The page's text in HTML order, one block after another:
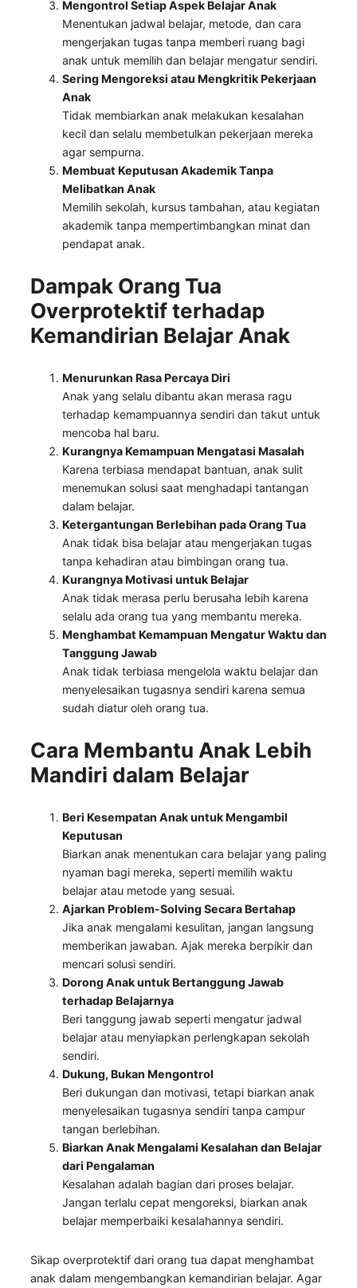
Mengontrol Setiap Aspek Belajar Anak
Menentukan jadwal belajar, metode, dan cara
mengerjakan tugas tanpa memberi ruang bagi
anak untuk memilih dan belajar mengatur sendiri.
Sering Mengoreksi atau Mengkritik Pekerjaan
Anak
Tidak membiarkan anak melakukan kesalahan
kecil dan selalu membetulkan pekerjaan mereka
agar sempurna.
Membuat Keputusan Akademik Tanpa
Melibatkan Anak
Memilih sekolah, kursus tambahan, atau kegiatan
akademik tanpa mempertimbangkan minat dan
pendapat anak.
Dampak Orang Tua
Overprotektif terhadap
Kemandirian Belajar Anak
Menurunkan Rasa Percaya Diri
Anak yang selalu dibantu akan merasa ragu
terhadap kemampuannya sendiri dan takut untuk
mencoba hal baru.
Kurangnya Kemampuan Mengatasi Masalah
Karena terbiasa mendapat bantuan, anak sulit
menemukan solusi saat menghadapi tantangan
dalam belajar.
Ketergantungan Berlebihan pada Orang Tua
Anak tidak bisa belajar atau mengerjakan tugas
tanpa kehadiran atau bimbingan orang tua.
Kurangnya Motivasi untuk Belajar
Anak tidak merasa perlu berusaha lebih karena
selalu ada orang tua yang membantu mereka.
Menghambat Kemampuan Mengatur Waktu dan
Tanggung Jawab
Anak tidak terbiasa mengelola waktu belajar dan
menyelesaikan tugasnya sendiri karena semua
sudah diatur oleh orang tua.
Cara Membantu Anak Lebih
Mandiri dalam Belajar
Beri Kesempatan Anak untuk Mengambil
Keputusan
Biarkan anak menentukan cara belajar yang paling
nyaman bagi mereka, seperti memilih waktu
belajar atau metode yang sesuai.
Ajarkan Problem-Solving Secara Bertahap
Jika anak mengalami kesulitan, jangan langsung
memberikan jawaban. Ajak mereka berpikir dan
mencari solusi sendiri.
Dorong Anak untuk Bertanggung Jawab
terhadap Belajarnya
Beri tanggung jawab seperti mengatur jadwal
belajar atau menyiapkan perlengkapan sekolah
sendiri.
Dukung, Bukan Mengontrol
Beri dukungan dan motivasi, tetapi biarkan anak
menyelesaikan tugasnya sendiri tanpa campur
tangan berlebihan.
Biarkan Anak Mengalami Kesalahan dan Belajar
dari Pengalaman
Kesalahan adalah bagian dari proses belajar.
Jangan terlalu cepat mengoreksi, biarkan anak
belajar memperbaiki kesalahannya sendiri.
Sikap overprotektif dari orang tua dapat menghambat
anak dalam mengembangkan kemandirian belajar. Agar